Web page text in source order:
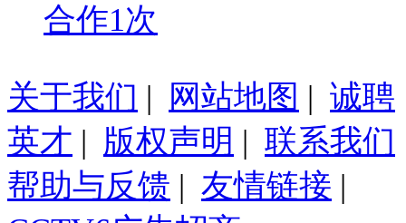
合作1次
关于我们 | 网站地图 | 诚聘
英才 | 版权声明 | 联系我们
帮助与反馈 | 友情链接 |